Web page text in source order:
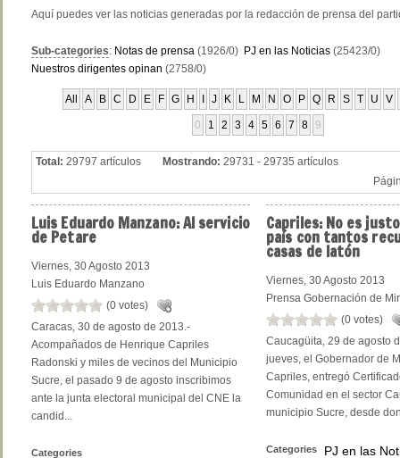
Aquí puedes ver las noticias generadas por la redacción de prensa del
Sub-categories: Notas de prensa (1926/0) PJ en las Noticias (25423/0)
Nuestros dirigentes opinan (2758/0)
All A B C D E F G H J K L M N O P Q R S T U V
0 1 2 3 4 5 6 7 8 9
Total: 29797 artículos Mostrando: 29731 - 29735 artículos
Luis Eduardo Manzano: Al servicio
de Petare
Viernes, 30 Agosto 2013
Luis Eduardo Manzano
(0 votes)
Caracas, 30 de agosto de 2013.-
Acompañados de Henrique Capriles
Radonski y miles de vecinos del Municipio
Sucre, el pasado 9 de agosto inscribimos
ante la junta electoral municipal del CNE la
candid...
Categories
Capriles:No es
país con tantos
casas de latón
Viernes, 30 Agosto 2013
Prensa Gobernación de
(0 votes)
Caucagüita, 29 de agosto
jueves, el Gobernador de
Capriles, entregó
Comunidad en el sector
municipio Sucre, desde
Categories PJ en las